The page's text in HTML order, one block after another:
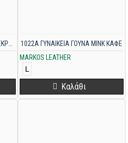
MARKOS LEATHER
1022A ΓΥΝΑΙΚΕΙΑ ΓΟΥΝΑ MINK ΚΑΦΕ
L
Καλάθι